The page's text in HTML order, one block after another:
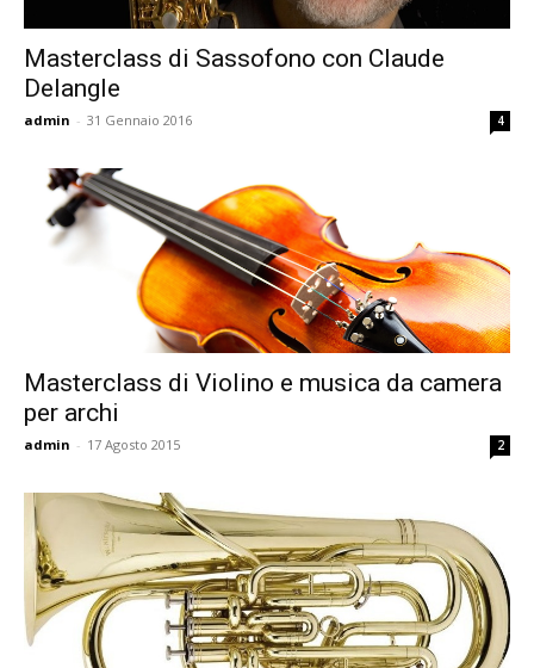
Masterclass di Sassofono con Claude
Delangle
admin - 31 Gennaio 2016 4
Masterclass di Violino e musica da camera
per archi
admin - 17 Agosto 2015 2